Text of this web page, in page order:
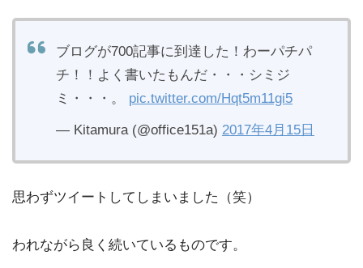
ブログが700記事に到達した！わーパチパ
チ！！よく書いたもんだ・・・シミジ
ミ・・・。 pic.twitter.com/Hqt5m11gi5
— Kitamura (@office151a) 2017年4月15日
思わずツイートしてしまいました（笑）
われながら良く続いているものです。